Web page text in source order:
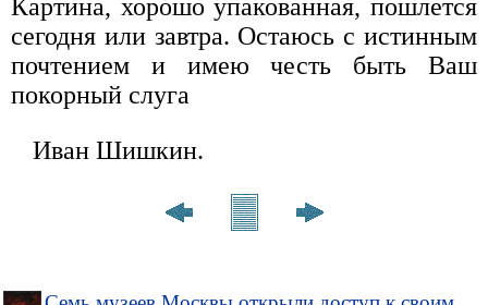
Картина, хорошо упакованная, пошлется
сегодня или завтра. Остаюсь с истинным
почтением и имею честь быть Ваш
покорный слуга
Иван Шишкин.